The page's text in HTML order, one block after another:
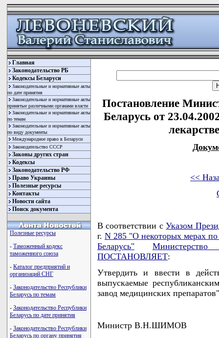
Главная
Законодательство РБ
Кодексы Беларуси
Законодательные и нормативные акты
по дате принятия
Законодательные и нормативные акты
принятые различными органами власти
Законодательные и нормативные акты
по темам
Законодательные и нормативные акты
по виду документы
Международное право в Беларуси
Законодательство СССР
Законы других стран
Кодексы
Законодательство РФ
Право Украины
Полезные ресурсы
Контакты
Новости сайта
Поиск документа
Полезные ресурсы
- Таможенный кодекс
таможенного союза
- Каталог предприятий и
организаций СНГ
- Законодательство Республики
Беларусь по темам
- Законодательство Республики
Беларусь по дате принятия
- Законодательство Республики
Беларусь по органу принятия
Постановление
Беларусь от
<<
В соответствии сУказом
г. N 285 "О некоторых мерах
Беларусь"
ПОСТАНОВЛЯЕТ:
Утвердить и ввести в
выпускаемые
завод медицинских
Министр В.Н.ШИМОВ